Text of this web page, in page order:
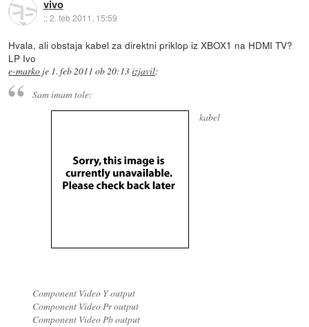
vivo
::2. feb 2011, 15:59
Hvala, ali obstaja kabel za direktni priklop iz XBOX1 na HDMI TV?
LP Ivo
e-marko je 1. feb 2011 ob 20:13izjavil:
Sam imam tole:
kabel
Component Video Y output
Component Video Pr output
Component Video Pb output